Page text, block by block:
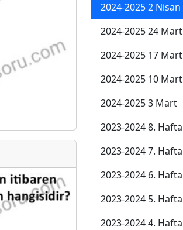
2024-2025 2 Nisan
2024-2025 24 Mart
2024-2025 17 Mart
2024-2025 10 Mart
2024-2025 3 Mart
2023-2024 8. Hafta
2023-2024 7. Hafta
2023-2024 6. Hafta
2023-2024 5. Hafta
2023-2024 4. Hafta